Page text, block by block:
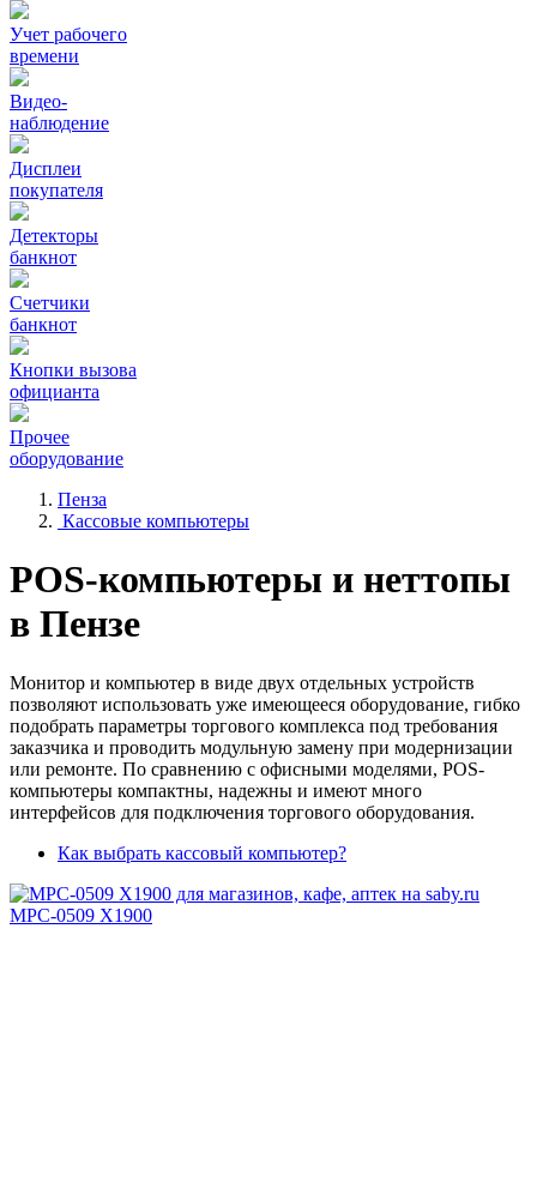
Учет рабочего
времени
Видео‑
наблюдение
Дисплеи
покупателя
Детекторы
банкнот
Счетчики
банкнот
Кнопки вызова
официанта
Прочее
оборудование
Пенза
Кассовые компьютеры
POS-компьютеры и неттопы
в Пензе
Монитор и компьютер в виде двух отдельных устройств
позволяют использовать уже имеющееся оборудование, гибко
подобрать параметры торгового комплекса под требования
заказчика и проводить модульную замену при модернизации
или ремонте. По сравнению с офисными моделями, POS-
компьютеры компактны, надежны и имеют много
интерфейсов для подключения торгового оборудования.
Как выбрать кассовый компьютер?
MPC-0509 X1900